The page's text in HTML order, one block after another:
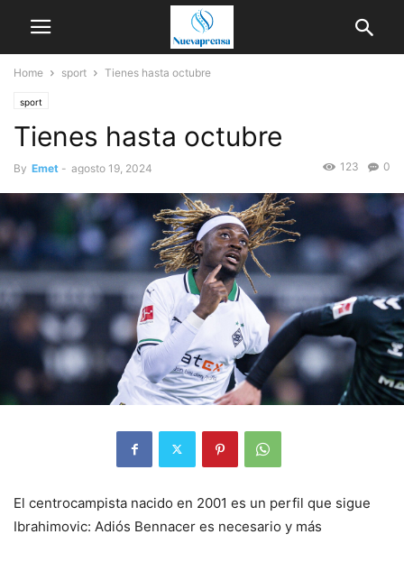
Home sport Tienes hasta octubre
sport
Tienes hasta octubre
By Emet - agosto 19, 2024 0
123
El centrocampista nacido en 2001 es un perfil que sigue
Ibrahimovic: Adiós Bennacer es necesario y más